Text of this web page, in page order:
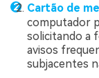
Cartão de
computador
solicitando a
avisos
subjacentes